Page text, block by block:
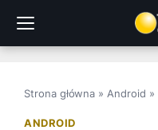
treści
Strona główna » Android »
ANDROID